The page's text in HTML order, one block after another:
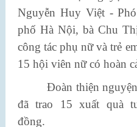
Nguyễn Huy Việt -
phố Hà Nội, bà Chu
công tác phụ nữ và trẻ
15 hội viên nữ có hoàn
Đoàn thiện
đã trao 15 xuất quà
đồng.